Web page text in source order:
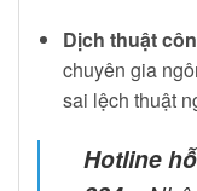
Dịch thuật
chuyên gia
sai lệch thuật
Hotline